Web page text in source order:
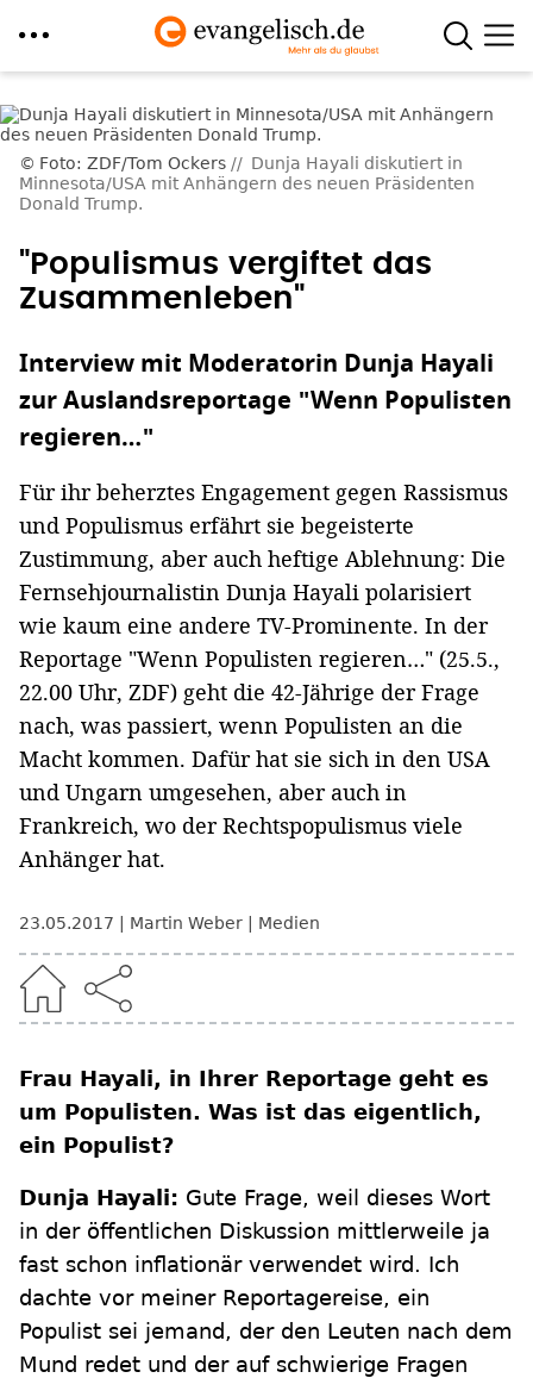
zum
InhaltFoto: ZDF/Tom Ockers
Dunja Hayali diskutiert in
Minnesota/USA mit Anhängern des neuen Präsidenten
Donald Trump.
"Populismus vergiftet das
Zusammenleben"
Interview mit Moderatorin Dunja Hayali
zur Auslandsreportage "Wenn Populisten
regieren…"
Für ihr beherztes Engagement gegen Rassismus
und Populismus erfährt sie begeisterte
Zustimmung, aber auch heftige Ablehnung: Die
Fernsehjournalistin Dunja Hayali polarisiert
wie kaum eine andere TV-Prominente. In der
Reportage "Wenn Populisten regieren…" (25.5.,
22.00 Uhr, ZDF) geht die 42-Jährige der Frage
nach, was passiert, wenn Populisten an die
Macht kommen. Dafür hat sie sich in den USA
und Ungarn umgesehen, aber auch in
Frankreich, wo der Rechtspopulismus viele
Anhänger hat.
23.05.2017 Martin Weber Medien
Frau Hayali, in Ihrer Reportage geht es
um Populisten. Was ist das eigentlich,
ein Populist?
Dunja Hayali: Gute Frage, weil dieses Wort
in der öffentlichen Diskussion mittlerweile ja
fast schon inflationär verwendet wird. Ich
dachte vor meiner Reportagereise, ein
Populist sei jemand, der den Leuten nach dem
Mund redet und der auf schwierige Fragen